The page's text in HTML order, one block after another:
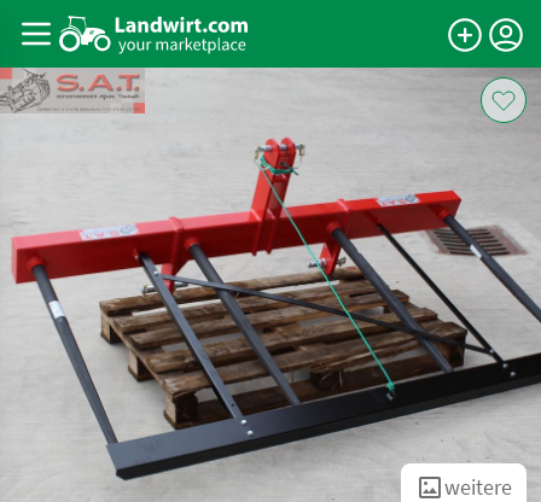
weitere